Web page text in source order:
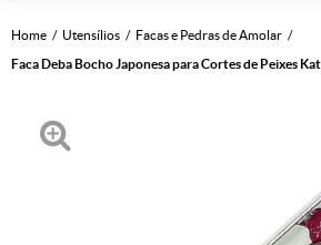
Home Utensílios
Facas e Pedras de Amolar
Faca Deba Bocho Japonesa para Cortes de Peixes